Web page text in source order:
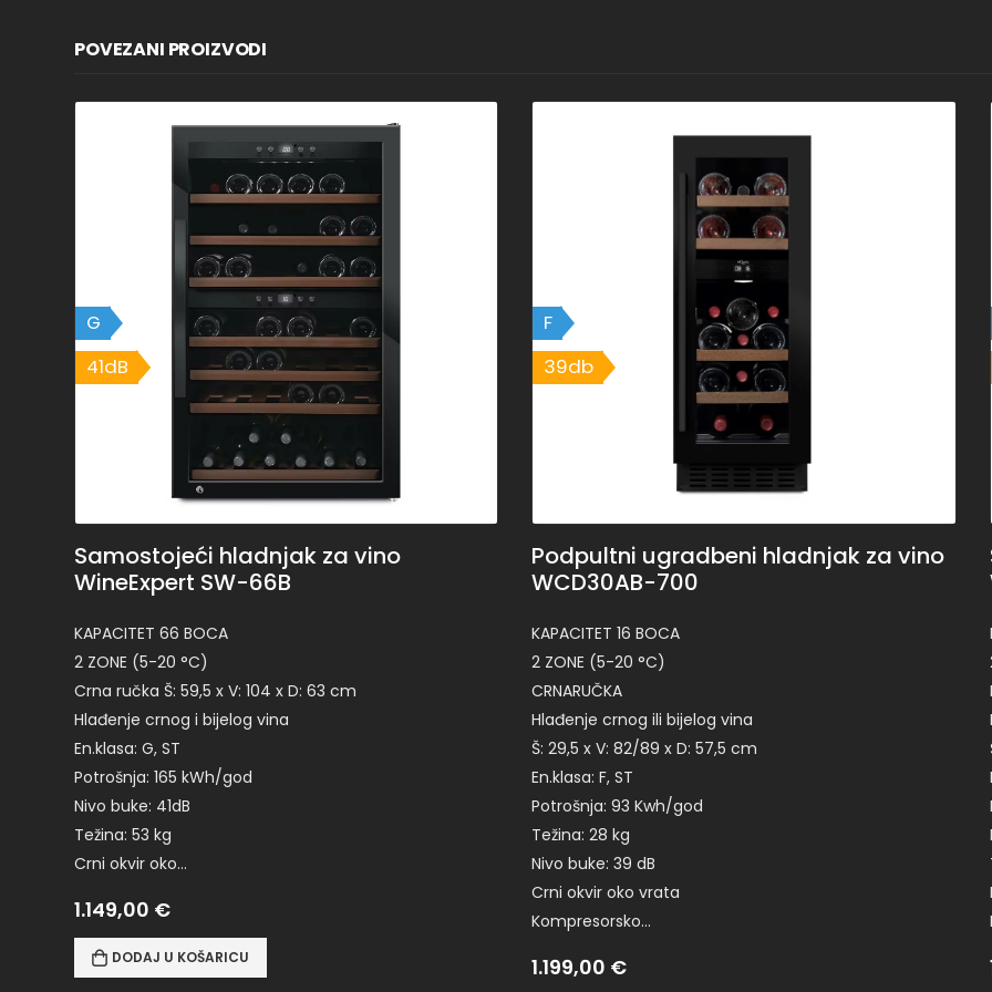
POVEZANI PROIZVODI
G
41dB
41dB
Samostojeći hladnjak za vino
WineExpert SW-66B
KAPACITET 66 BOCA
2 ZONE (5-20 °C)
Crna ručka Š: 59,5 x V: 104 x D: 63 cm
Hlađenje crnog i bijelog vina
En.klasa: G, ST
Potrošnja: 165 kWh/god
Nivo buke: 41dB
Težina: 53 kg
Crni okvir oko…
1.149,00 €
DODAJ U KOŠARICU
39db
F
Podpultni ugradbeni hladnjak za vino
WCD30AB-700
KAPACITET 16 BOCA
2 ZONE (5-20 °C)
CRNARUČKA
Hlađenje crnog ili bijelog vina
Š: 29,5 x V: 82/89 x D: 57,5 cm
En.klasa: F, ST
Potrošnja: 93 Kwh/god
Težina: 28 kg
Nivo buke: 39 dB
Crni okvir oko vrata
Kompresorsko…
1.199,00 €